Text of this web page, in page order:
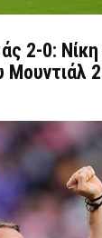
2-0: Νίκη